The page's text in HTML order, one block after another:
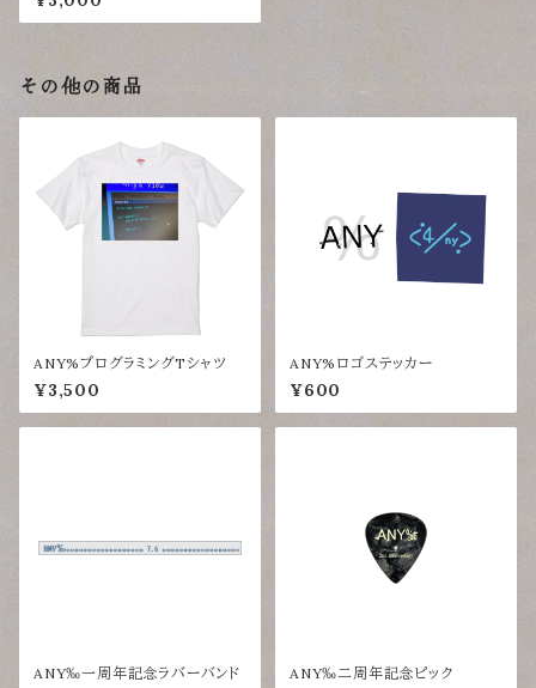
その他の商品
ANY%プログラミングTシャツ
¥3,500
ANY%ロゴステッカー
¥600
ANY‰一周年記念ラバーバンド ANY‰二周年記念ピック